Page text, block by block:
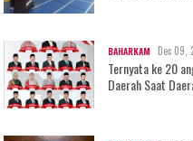
BAHARKAM Dec 09,
Ternyata ke 20
Daerah Saat